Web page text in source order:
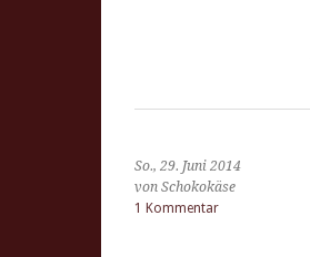
So., 29. Juni 2014
von Schokokäse
1 Kommentar